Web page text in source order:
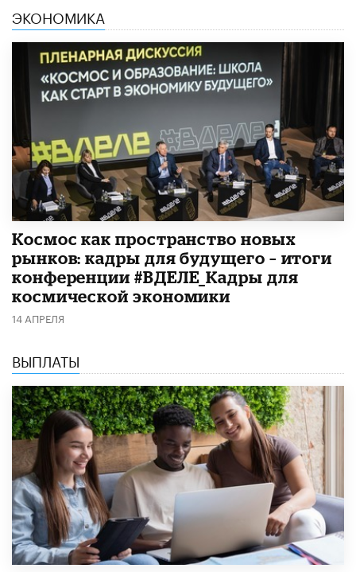
ЭКОНОМИКА
Космос как пространство новых
рынков: кадры для будущего – итоги
конференции #ВДЕЛЕ_Кадры для
космической экономики
14 АПРЕЛЯ
ВЫПЛАТЫ